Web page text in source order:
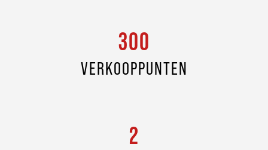
300
VERKOOPPUNTEN
2